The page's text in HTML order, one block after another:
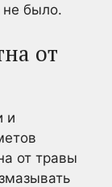
не было.
от
и
от травы